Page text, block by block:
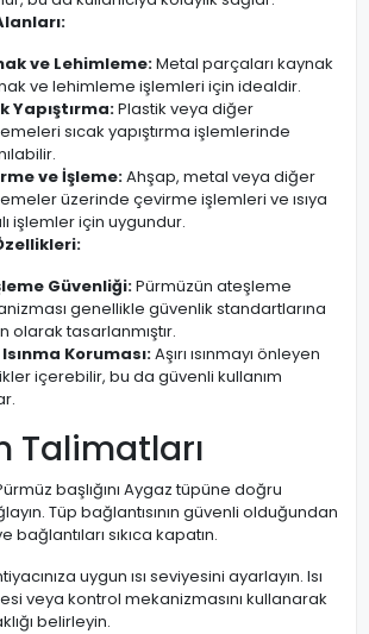
ve Lehimleme:Metal parçaları kaynak
ve lehimleme işlemleri için idealdir.
Yapıştırma:Plastik veya diğer
sıcak yapıştırma işlemlerinde
ve İşleme:Ahşap, metal veya diğer
üzerinde çevirme işlemleri ve ısıya
işlemler için uygundur.
Güvenliği:Pürmüzün ateşleme
genellikle güvenlik standartlarına
olarak tasarlanmıştır.
Isınma Koruması:Aşırı ısınmayı önleyen
içerebilir, bu da güvenli kullanım
Talimatları
başlığını Aygaz tüpüne doğru
Tüp bağlantısının güvenli olduğundan
bağlantıları sıkıca kapatın.
uygun ısı seviyesini ayarlayın. Isı
veya kontrol mekanizmasını kullanarak
belirleyin.